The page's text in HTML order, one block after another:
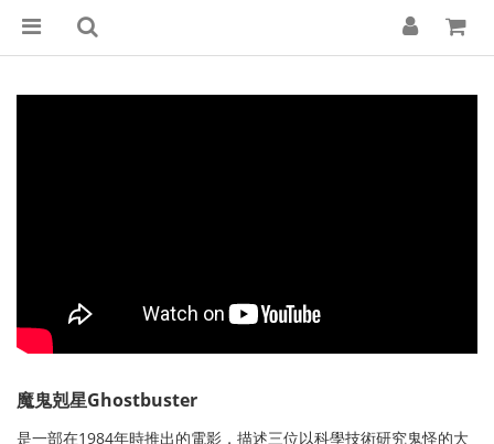
魔鬼剋星Ghostbuster
是一部在1984年時推出的電影，描述三位以科學技術研究鬼怪的大